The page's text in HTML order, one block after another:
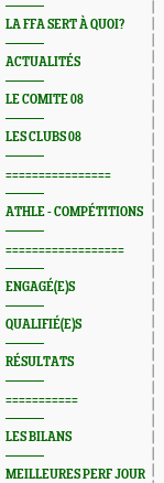
LA FFA SERT À QUOI?
ACTUALITÉS
LE COMITE 08
LES CLUBS 08
================
ATHLE - COMPÉTITIONS
==================
ENGAGÉ(E)S
QUALIFIÉ(E)S
RÉSULTATS
===========
LES BILANS
MEILLEURES PERF JOUR